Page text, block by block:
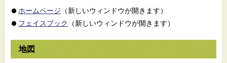
ホームページ （新しいウィンドウが開きます）
フェイスブック
（新しいウィンドウが開きます）
地図